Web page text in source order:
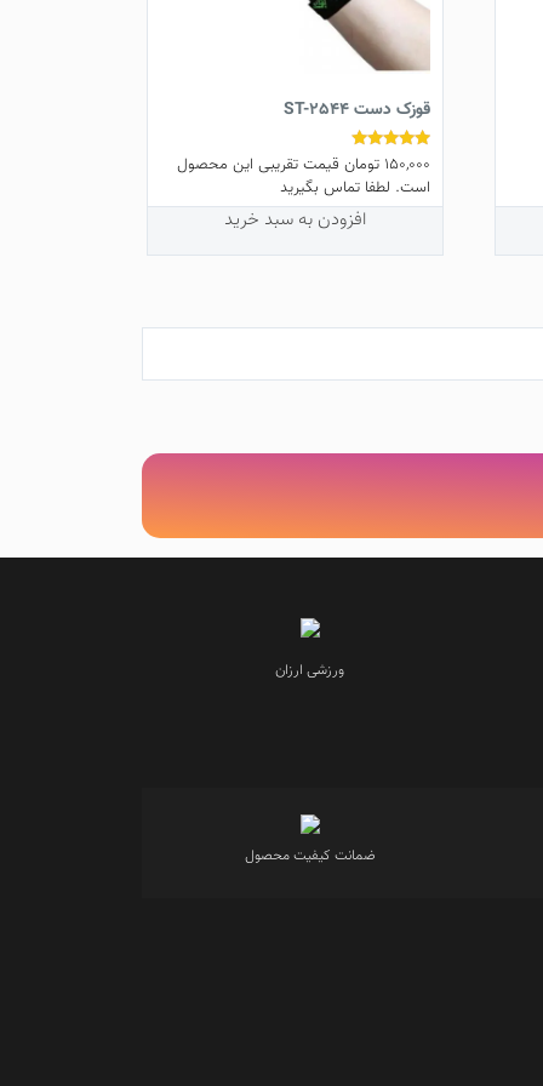
قوزک دست ST-2544
نمره
5.00
از 5
150,000 تومانقیمت تقریبی این محصول
است. لطفا تماس بگیرید
افزودن به سبد خرید
ورزشی ارزان
ضمانت کیفیت محصول